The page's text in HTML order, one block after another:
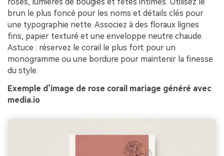
roses, lumières de bougies et fêtes intimes. Utilisez le
brun le plus foncé pour les noms et détails clés pour
une typographie nette. Associez à des floraux lignes
fins, papier texturé et une enveloppe neutre chaude.
Astuce : réservez le corail le plus fort pour un
monogramme ou une bordure pour maintenir la finesse
du style.
Exemple d’image de rose corail mariage généré avec
media.io